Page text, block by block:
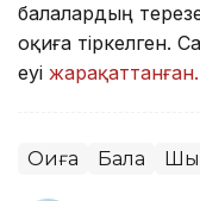
балалардың
оқиға тіркелген.
еуі жарақаттанған.
Оқиға Бала